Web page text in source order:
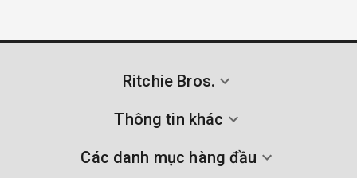
Ritchie Bros.
Thông tin khác
Các danh mục hàng đầu